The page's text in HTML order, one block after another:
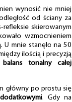
wynosić nie mniej
od ściany za
skierowanym
wzmocnieniem
U mnie stanęło na 50
ilością i precyzją
balans tonalny całej
główny po prostu się
. Gdy na